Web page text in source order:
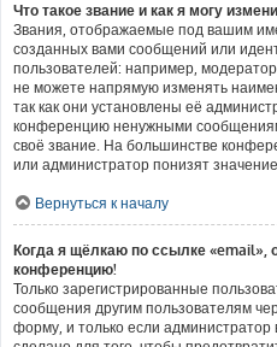
Что такое звание и как я могу
Звания, отображаемые под вашим
созданных вами сообщений или
пользователей: например,
не можете напрямую изменять
так как они установлены её
конференцию ненужными
своё звание. На большинстве
или администратор понизят
Вернуться к началу
Когда я щёлкаю по ссылке «email»,
конференцию!
Только зарегистрированные
сообщения другим пользователям
форму, и только если